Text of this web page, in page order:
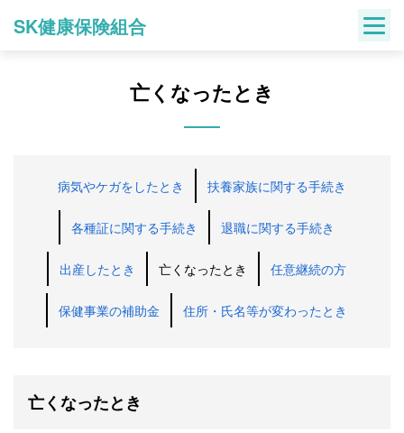
SK健康保険組合
亡くなったとき
病気やケガをしたとき 扶養家族に関する手続き
各種証に関する手続き 退職に関する手続き
出産したとき 亡くなったとき 任意継続の方
保健事業の補助金 住所・氏名等が変わったとき
亡くなったとき